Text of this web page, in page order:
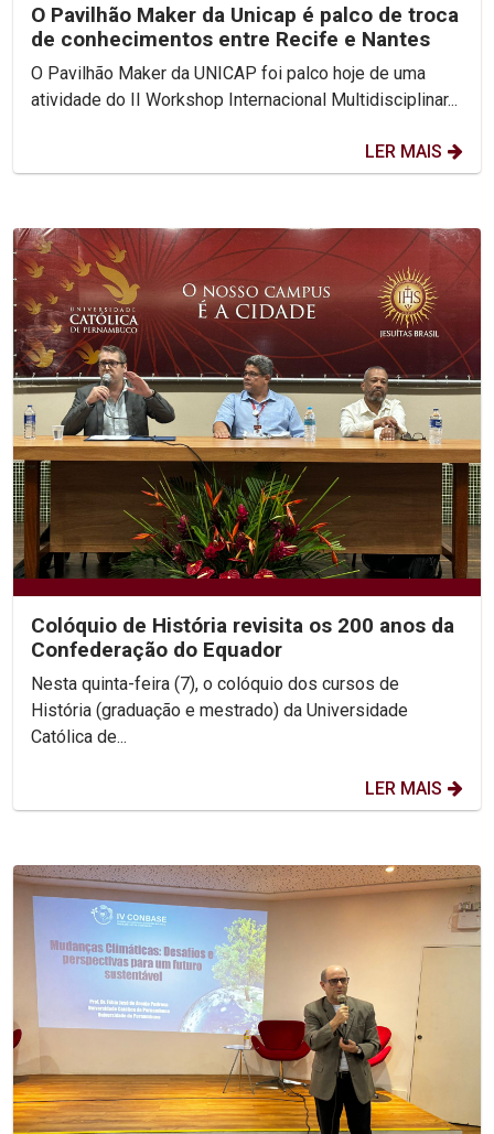
O Pavilhão Maker da Unicap é palco de troca
de conhecimentos entre Recife e Nantes
O Pavilhão Maker da UNICAP foi palco hoje de uma
atividade do II Workshop Internacional Multidisciplinar...
LER MAIS
Colóquio de História revisita os 200 anos da
Confederação do Equador
Nesta quinta-feira (7), o colóquio dos cursos de
História (graduação e mestrado) da Universidade
Católica de...
LER MAIS